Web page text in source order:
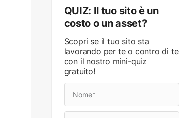
QUIZ: Il tuo sito è un
costo o un asset?
Scopri se il tuo sito sta
lavorando per te o contro di te
con il nostro mini-quiz
gratuito!